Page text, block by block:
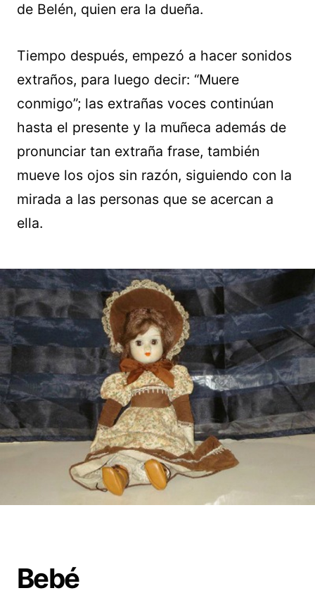
de Belén, quien era la dueña.
Tiempo después, empezó a hacer sonidos
extraños, para luego decir: “Muere
conmigo”; las extrañas voces continúan
hasta el presente y la muñeca además de
pronunciar tan extraña frase, también
mueve los ojos sin razón, siguiendo con la
mirada a las personas que se acercan a
ella.
Bebé